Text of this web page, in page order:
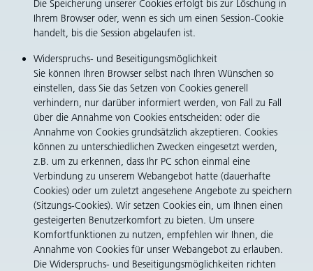
Die Speicherung unserer Cookies erfolgt bis zur Löschung in
Ihrem Browser oder, wenn es sich um einen Session-Cookie
handelt, bis die Session abgelaufen ist.
Widerspruchs- und Beseitigungsmöglichkeit
Sie können Ihren Browser selbst nach Ihren Wünschen so
einstellen, dass Sie das Setzen von Cookies generell
verhindern, nur darüber informiert werden, von Fall zu Fall
über die Annahme von Cookies entscheiden: oder die
Annahme von Cookies grundsätzlich akzeptieren. Cookies
können zu unterschiedlichen Zwecken eingesetzt werden,
z.B. um zu erkennen, dass Ihr PC schon einmal eine
Verbindung zu unserem Webangebot hatte (dauerhafte
Cookies) oder um zuletzt angesehene Angebote zu speichern
(Sitzungs-Cookies). Wir setzen Cookies ein, um Ihnen einen
gesteigerten Benutzerkomfort zu bieten. Um unsere
Komfortfunktionen zu nutzen, empfehlen wir Ihnen, die
Annahme von Cookies für unser Webangebot zu erlauben.
Die Widerspruchs- und Beseitigungsmöglichkeiten richten